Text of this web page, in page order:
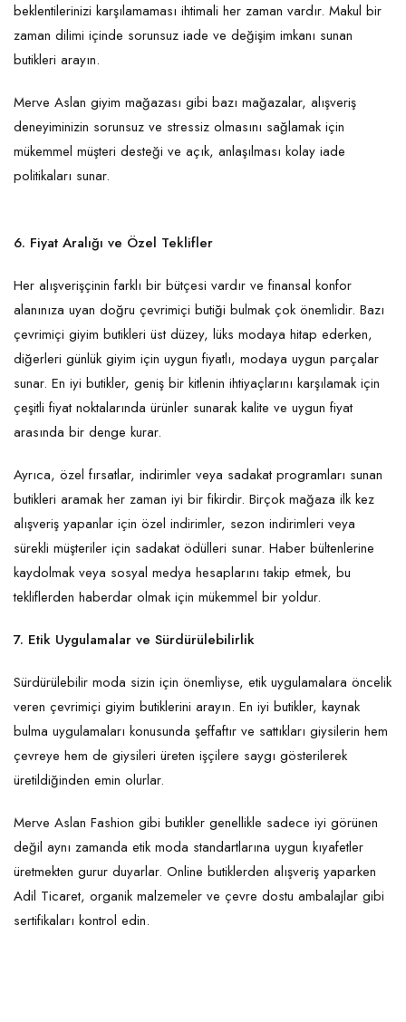
beklentilerinizi karşılamaması ihtimali her zaman vardır. Makul bir
zaman dilimi içinde sorunsuz iade ve değişim imkanı sunan
butikleri arayın.
Merve Aslan giyim mağazası gibi bazı mağazalar, alışveriş
deneyiminizin sorunsuz ve stressiz olmasını sağlamak için
mükemmel müşteri desteği ve açık, anlaşılması kolay iade
politikaları sunar.
6. Fiyat Aralığı ve Özel Teklifler
Her alışverişçinin farklı bir bütçesi vardır ve finansal konfor
alanınıza uyan doğru çevrimiçi butiği bulmak çok önemlidir. Bazı
çevrimiçi giyim butikleri üst düzey, lüks modaya hitap ederken,
diğerleri günlük giyim için uygun fiyatlı, modaya uygun parçalar
sunar. En iyi butikler, geniş bir kitlenin ihtiyaçlarını karşılamak için
çeşitli fiyat noktalarında ürünler sunarak kalite ve uygun fiyat
arasında bir denge kurar.
Ayrıca, özel fırsatlar, indirimler veya sadakat programları sunan
butikleri aramak her zaman iyi bir fikirdir. Birçok mağaza ilk kez
alışveriş yapanlar için özel indirimler, sezon indirimleri veya
sürekli müşteriler için sadakat ödülleri sunar. Haber bültenlerine
kaydolmak veya sosyal medya hesaplarını takip etmek, bu
tekliflerden haberdar olmak için mükemmel bir yoldur.
7. Etik Uygulamalar ve Sürdürülebilirlik
Sürdürülebilir moda sizin için önemliyse, etik uygulamalara öncelik
veren çevrimiçi giyim butiklerini arayın. En iyi butikler, kaynak
bulma uygulamaları konusunda şeffaftır ve sattıkları giysilerin hem
çevreye hem de giysileri üreten işçilere saygı gösterilerek
üretildiğinden emin olurlar.
Merve Aslan Fashion gibi butikler genellikle sadece iyi görünen
değil aynı zamanda etik moda standartlarına uygun kıyafetler
üretmekten gurur duyarlar. Online butiklerden alışveriş yaparken
Adil Ticaret, organik malzemeler ve çevre dostu ambalajlar gibi
sertifikaları kontrol edin.